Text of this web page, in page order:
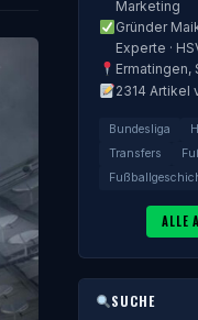
Marketing
Gründer
Experte ·
Ermatingen,
2314
Bundesliga
Transfers
ALLE
SUCHE